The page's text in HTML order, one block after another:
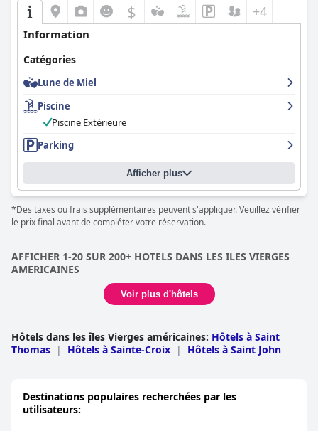
$ +4
Information
Catégories
Lune de Miel
Piscine
Piscine Extérieure
Parking
Afficher plus
*Des taxes ou frais supplémentaires peuvent s'appliquer. Veuillez vérifier
le prix final avant de compléter votre réservation.
AFFICHER 1-20 SUR 200+ HOTELS DANS LES ILES VIERGES
AMERICAINES
Voir plus d'hôtels
Hôtels dans les îles Vierges américaines: Hôtels à Saint
Thomas | Hôtels à Sainte-Croix | Hôtels à Saint John
Destinations populaires recherchées par les
utilisateurs: